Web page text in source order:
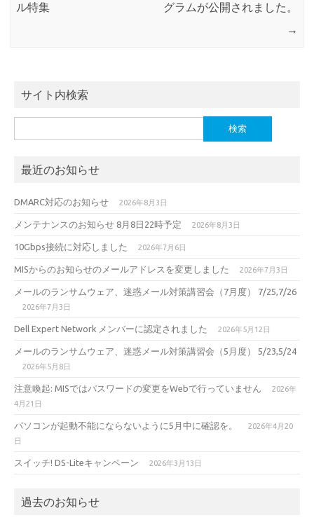
ル特集
グラムが公開されました。
→
サイト内検索
索:
最近のお知らせ
DMARC対応のお知らせ 2026年8月3日
メンテナンスのお知らせ 8月8日22時予定 2026年8月3日
10Gbps接続に対応しました 2026年7月6日
MISからのお知らせのメールアドレスを変更しました 2026年7月3日
メールのランサムウェア、迷惑メール対策講習会（7月度） 7/25,7/26
2026年7月3日
Dell Expert Network メンバーに認定されました 2026年5月12日
メールのランサムウェア、迷惑メール対策講習会（5月度） 5/23,5/24
2026年5月8日
注意喚起: MISではパスワードの変更をWebで行っていません
2026年
4月21日
パソコンが起動不能にならないように5月中に確認を。
2026年4月20
日
スイッチ! DS-Liteキャンペーン 2026年3月13日
過去のお知らせ